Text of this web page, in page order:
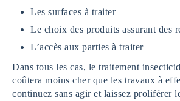
Les surfaces à traiter
Le choix des produits assurant des
L’accès aux parties à traiter
Dans tous les cas, le traitement
coûtera moins cher que les travaux à
continuez sans agir et laissez proliférer